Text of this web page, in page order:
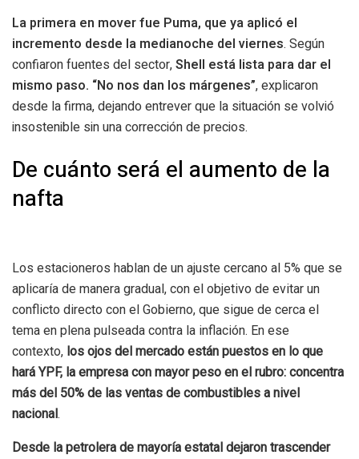
La primera en mover fue Puma, que ya aplicó el
incremento desde la medianoche del viernes. Según
confiaron fuentes del sector,Shell está lista para dar el
mismo paso. “No nos dan los márgenes”, explicaron
desde la firma, dejando entrever que la situación se volvió
insostenible sin una corrección de precios.
De cuánto será el aumento de la
nafta
Los estacioneros hablan de un ajuste cercano al 5% que se
aplicaría de manera gradual, con el objetivo de evitar un
conflicto directo con el Gobierno, que sigue de cerca el
tema en plena pulseada contra la inflación. En ese
contexto, los ojos del mercado están puestos en lo que
hará YPF, la empresa con mayor peso en el rubro: concentra
más del 50% de las ventas de combustibles a nivel
nacional.
Desde la petrolera de mayoría estatal dejaron trascender